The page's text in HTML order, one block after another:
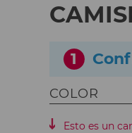
1
COLOR
Esto es un